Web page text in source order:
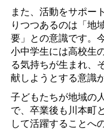
また、活動をサポー
りつつあるのは「地
要」との意識です。
小中学生には高校生
る気持ちが生まれ、
献しようとする意識
子どもたちが地域の
で、卒業後も川本町
して活躍することへ